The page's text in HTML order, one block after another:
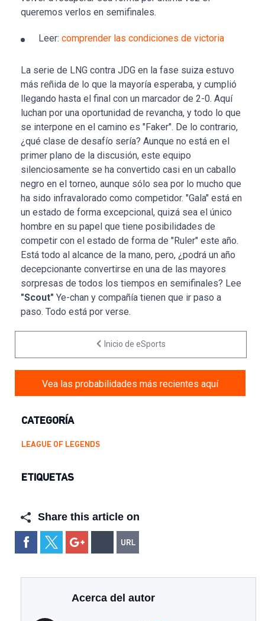
queremos verlos en semifinales.
Leer: comprender las condiciones de victoria
La serie de LNG contra JDG en la fase suiza estuvo
más reñida de lo que la mayoría esperaba, y cumplió
llegando hasta el final con un marcador de 2-0. Aquí
luchan por una oportunidad de revancha, y todo lo que
se interpone en el camino es "Faker". De lo contrario,
¿qué clase de desafío sería? Aunque no está en el
primer plano de la discusión, este equipo
silenciosamente se ha convertido casi en un caballo
negro en el torneo, aunque sólo sea por lo mucho que
ha sido infravalorado como competidor. "Gala" está en
un estado de forma excepcional, quizá sea el único
hombre en su papel que tiene posibilidades de
competir con el estado de forma de "Ruler" este año.
Está todo al alcance de la mano, pero, ¿podrá un año
decepcionante convertirse en una de las mayores
sorpresas de todos los tiempos en semifinales? Lee
"Scout" Ye-chan y compañía tienen que ir paso a
paso. Todo está por verse.
Inicio de eSports
Vea las probabilidades más recientes aquí
CATEGORÍA
LEAGUE OF LEGENDS
ETIQUETAS
Share this article on
Acerca del autor